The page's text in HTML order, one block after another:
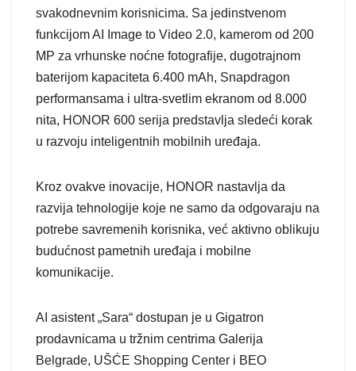
svakodnevnim korisnicima. Sa jedinstvenom
funkcijom AI Image to Video 2.0, kamerom od 200
MP za vrhunske noćne fotografije, dugotrajnom
baterijom kapaciteta 6.400 mAh, Snapdragon
performansama i ultra-svetlim ekranom od 8.000
nita, HONOR 600 serija predstavlja sledeći korak
u razvoju inteligentnih mobilnih uređaja.
Kroz ovakve inovacije, HONOR nastavlja da
razvija tehnologije koje ne samo da odgovaraju na
potrebe savremenih korisnika, već aktivno oblikuju
budućnost pametnih uređaja i mobilne
komunikacije.
AI asistent „Sara“ dostupan je u Gigatron
prodavnicama u tržnim centrima Galerija
Belgrade, UŠĆE Shopping Center i BEO